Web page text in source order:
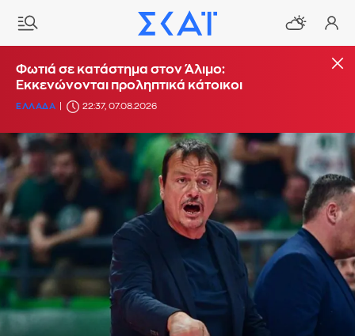
Φωτιά σε κατάστημα στον Άλιμο:
Εκκενώνονται προληπτικά κάτοικοι
ΕΛΛΑΔΑ 22:37, 07.08.2026